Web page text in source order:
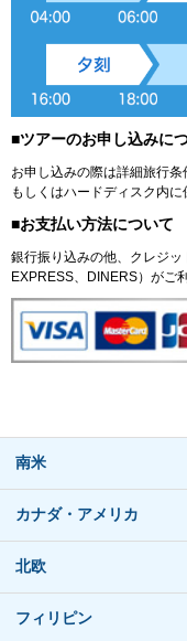
■ツアーのお申し込みに
お申し込みの際は詳細旅行
もしくはハードディスク内に
■お支払い方法について
銀行振り込みの他、クレジ
EXPRESS、DINERS）がご
南米
カナダ・アメリカ
北欧
フィリピン